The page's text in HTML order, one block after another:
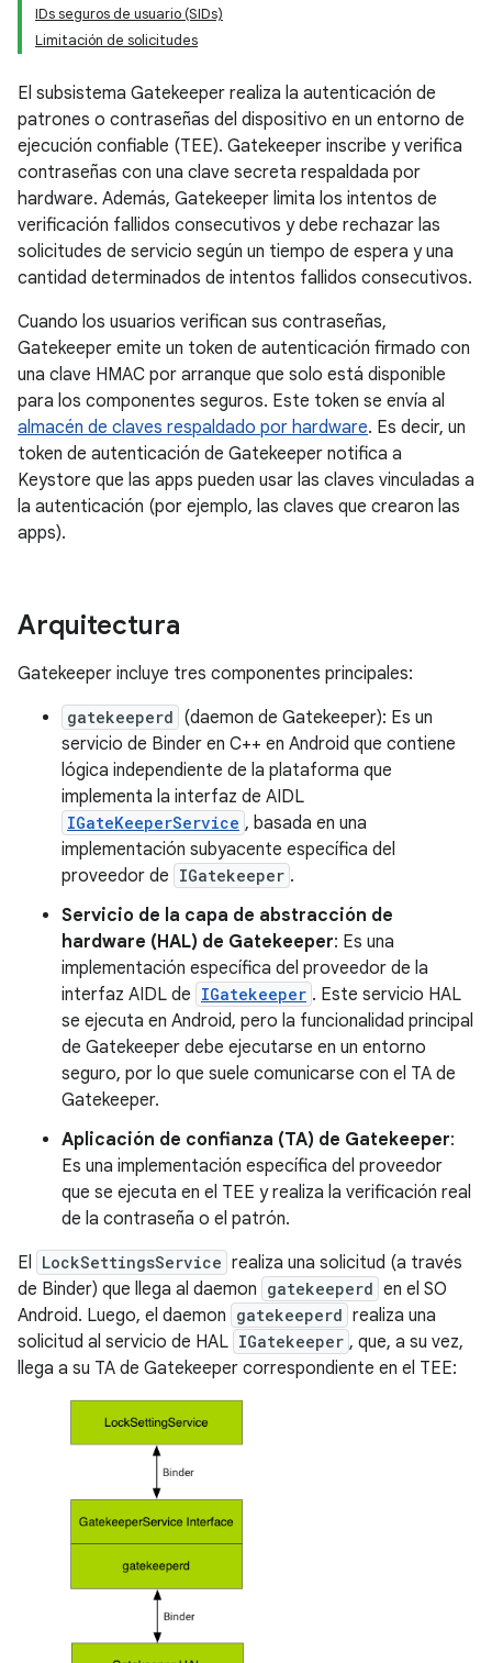
IDs seguros de usuario (SIDs)
Limitación de solicitudes
El subsistema Gatekeeper realiza la autenticación de
patrones o contraseñas del dispositivo en un entorno de
ejecución confiable (TEE). Gatekeeper inscribe y verifica
contraseñas con una clave secreta respaldada por
hardware. Además, Gatekeeper limita los intentos de
verificación fallidos consecutivos y debe rechazar las
solicitudes de servicio según un tiempo de espera y una
cantidad determinados de intentos fallidos consecutivos.
Cuando los usuarios verifican sus contraseñas,
Gatekeeper emite un token de autenticación firmado con
una clave HMAC por arranque que solo está disponible
para los componentes seguros. Este token se envía al
almacén de claves respaldado por hardware. Es decir, un
token de autenticación de Gatekeeper notifica a
Keystore que las apps pueden usar las claves vinculadas a
la autenticación (por ejemplo, las claves que crearon las
apps).
Arquitectura
Gatekeeper incluye tres componentes principales:
gatekeeperd (daemon de Gatekeeper): Es un
servicio de Binder en C++ en Android que contiene
lógica independiente de la plataforma que
implementa la interfaz de AIDL
IGateKeeperService , basada en una
implementación subyacente específica del
proveedor de IGatekeeper .
Servicio de la capa de abstracción de
hardware (HAL) de Gatekeeper: Es una
implementación específica del proveedor de la
interfaz AIDL de IGatekeeper . Este servicio HAL
se ejecuta en Android, pero la funcionalidad principal
de Gatekeeper debe ejecutarse en un entorno
seguro, por lo que suele comunicarse con el TA de
Gatekeeper.
Aplicación de confianza (TA) de Gatekeeper:
Es una implementación específica del proveedor
que se ejecuta en el TEE y realiza la verificación real
de la contraseña o el patrón.
El LockSettingsService realiza una solicitud (a través
de Binder) que llega al daemon gatekeeperd en el SO
Android. Luego, el daemon gatekeeperd realiza una
solicitud al servicio de HAL IGatekeeper , que, a su vez,
llega a su TA de Gatekeeper correspondiente en el TEE: